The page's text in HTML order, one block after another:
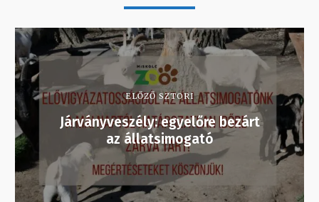
ELŐZŐ SZTORI
Járványveszély: egyelőre bezárt
az állatsimogató